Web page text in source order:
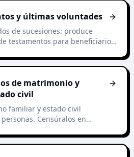
y últimas voluntades
de sucesiones: produce
testamentos para beneficiarios,
de matrimonio y
civil
familiar y estado civil
Censúralos en